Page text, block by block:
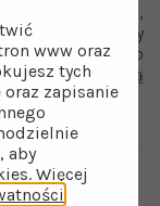
RO6,
w tym wkłady
filtracyjne do
ofertę jaką
www oraz
tych
zapisanie
aby
Więcej